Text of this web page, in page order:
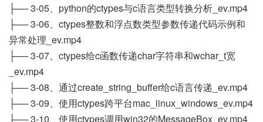
├── 3-05、python的ctypes与c语言类型转换分析_ev.mp4
├── 3-06、ctypes整数和浮点数类型参数传递代码示例和
异常处理_ev.mp4
├── 3-07、ctypes给c函数传递char字符串和wchar_t宽
_ev.mp4
├── 3-08、通过create_string_buffer给c语言传递_ev.mp4
├── 3-09、使用ctypes跨平台mac_linux_windows_ev.mp4
├── 3-10、使用ctypes调用win32的MessageBox_ev.mp4